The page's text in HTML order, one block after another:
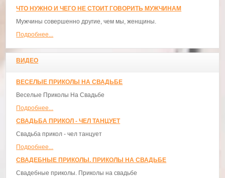
ЧТО НУЖНО И ЧЕГО НЕ СТОИТ ГОВОРИТЬ МУЖЧИНАМ
Мужчины совершенно другие, чем мы, женщины.
Подробнее...
ВИДЕО
ВЕСЕЛЫЕ ПРИКОЛЫ НА СВАДЬБЕ
Веселые Приколы На Свадьбе
Подробнее...
СВАДЬБА ПРИКОЛ - ЧЕЛ ТАНЦУЕТ
Свадьба прикол - чел танцует
Подробнее...
СВАДЕБНЫЕ ПРИКОЛЫ. ПРИКОЛЫ НА СВАДЬБЕ
Свадебные приколы. Приколы на свадьбе